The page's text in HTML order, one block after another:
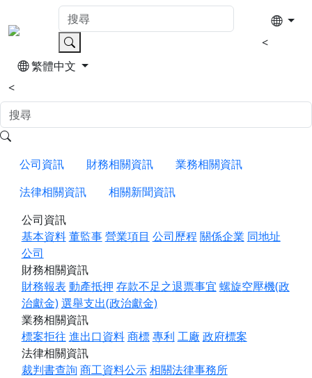
<
繁體中文
<
公司資訊 財務相關資訊
業務相關資訊
法律相關資訊
相關新聞資訊
公司資訊
基本資料董監事營業項目 公司歷程 關係企業 同地址
公司
財務相關資訊
財務報表 動產抵押 存款不足之退票事宜 螺旋空壓機(政
治獻金)選舉支出(政治獻金)
業務相關資訊
標案拒往 進出口資料商標專利 工廠 政府標案
法律相關資訊
裁判書查詢 商工資料公示相關法律事務所